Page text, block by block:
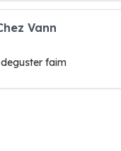
Vann
faim